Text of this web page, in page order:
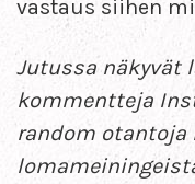
vastaus siihen
Jutussa näkyvät
kommentteja
random otantoja